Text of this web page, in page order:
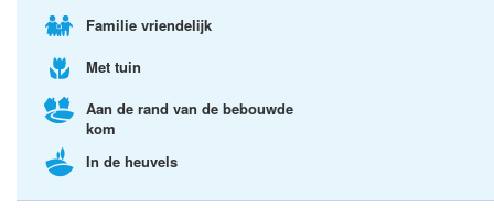
Familie vriendelijk
Met tuin
Aan de rand van de bebouwde
kom
In de heuvels